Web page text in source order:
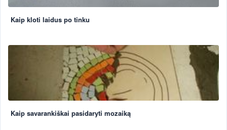
Kaip kloti laidus po tinku
Kaip savarankiškai pasidaryti mozaiką